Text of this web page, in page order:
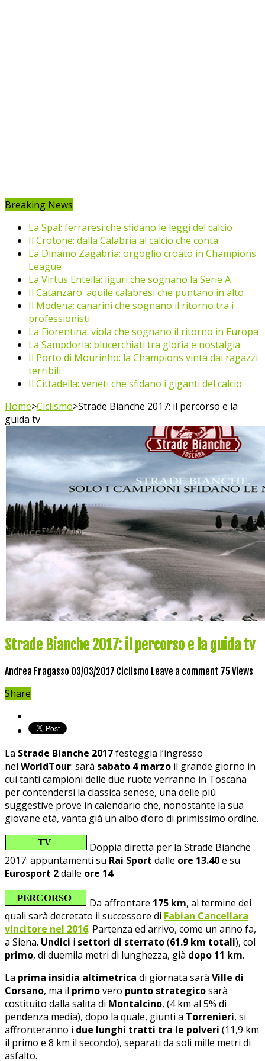
Breaking News
La Spal: ferraresi che sfidano le leggi del calcio
Il Crotone: dalla Calabria al calcio che conta
La Dinamo Zagabria: orgoglio croato in Champions
League
La Virtus Entella: liguri che sognano la Serie A
Il Catanzaro: aquile calabresi che puntano in alto
Il Modena: canarini che sognano il ritorno tra i
professionisti
La Fiorentina: viola che sognano il ritorno in Europa
La Sampdoria: blucerchiati tra gloria e nostalgia
Il Porto di Mourinho: la Champions vinta dai ragazzi
terribili
Il Cittadella: veneti che sfidano i giganti del calcio
Home>Ciclismo>Strade Bianche 2017: il percorso e la
guida tv
Strade Bianche 2017: il percorso e la guida tv
Andrea Fragasso 03/03/2017 Ciclismo Leave a comment 75 Views
Share
La Strade Bianche 2017festeggia l’ingresso
nel WorldTour: sarà sabato 4 marzo il grande giorno in
cui tanti campioni delle due ruote verranno in Toscana
per contendersi la classica senese, una delle più
suggestive prove in calendario che, nonostante la sua
giovane età, vanta già un albo d’oro di primissimo ordine.
Doppia diretta per la Strade Bianche
2017: appuntamenti su Rai Sport dalle ore 13.40e su
Eurosport 2dalle ore 14.
Da affrontare 175 km, al termine dei
quali sarà decretato il successore di Fabian Cancellara
vincitore nel 2016. Partenza ed arrivo, come un anno fa,
a Siena. Undici i settori di sterrato(61.9 km totali), col
primo, di duemila metri di lunghezza, già dopo 11 km.
La prima insidia altimetrica di giornata sarà Ville di
Corsano, ma il primovero punto strategicosarà
costituito dalla salita di Montalcino, (4 km al 5% di
pendenza media), dopo la quale, giunti a Torrenieri, si
affronteranno i due lunghi tratti tra le polveri (11,9 km
il primo e 8 km il secondo), separati da soli mille metri di
asfalto.